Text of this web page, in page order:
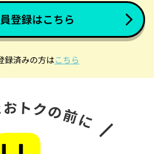
登録はこちら
録済みの方はこちら